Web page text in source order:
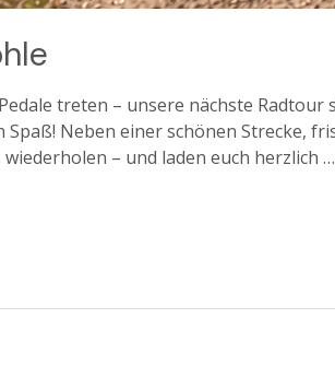
treten – unsere nächste
Spaß! Neben einer schönen Strecke,
– und laden euch herzlich …